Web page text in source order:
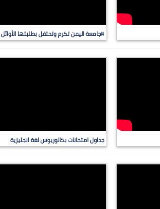
#جامعة اليمن تكرم وتحتفل بطلبتها الأوائل
جداول امتحانات بكالوريوس لغة انجليزية